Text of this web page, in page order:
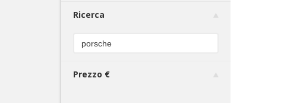
Ricerca
Prezzo €